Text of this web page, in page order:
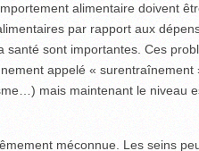
alimentaire doivent
par rapport aux
santé sont importantes. Ces
appelé « surentraînement
mais maintenant le niveau
méconnue. Les seins